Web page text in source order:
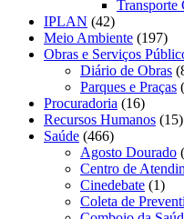
Transporte
IPLAN (42)
Meio Ambiente (197)
Obras e Serviços
Diário de Obras
Parques e Praças
Procuradoria (16)
Recursos Humanos (15)
Saúde (466)
Agosto Dourado
Centro de
Cinedebate (1)
Coleta de